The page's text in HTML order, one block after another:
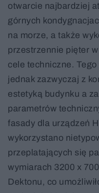
otwarcie najbardziej
górnych
na morze, a także
przestrzennie pięter
cele techniczne.
jednak zazwyczaj z
estetyką budynku a
parametrów
fasady dla urządzeń
wykorzystano
przeplatających się
wymiarach 3200 x
Dektonu, co